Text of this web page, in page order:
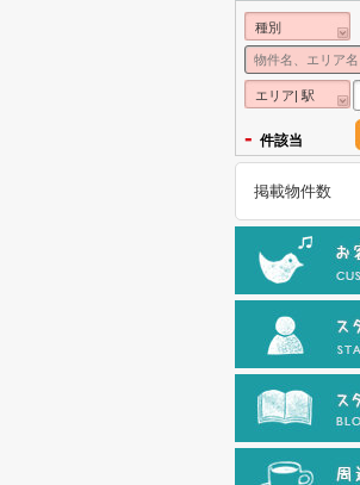
種別
エリア| 駅
- 件該当
掲載物件数